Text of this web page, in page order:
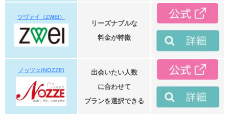
ツヴァイ（ZWEI）
リーズナブルな
料金が特徴
ノッツェ(NOZZE)
出会いたい人数
に合わせて
プランを選択できる